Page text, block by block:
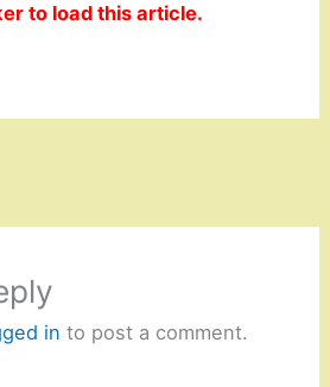
to load this article.
in to post a comment.